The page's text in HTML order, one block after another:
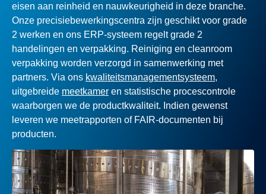
eisen aan reinheid en nauwkeurigheid in deze branche.
Onze precisiebewerkingscentra zijn geschikt voor grade
2 werken en ons ERP-systeem regelt grade 2
handelingen en verpakking. Reiniging en cleanroom
verpakking worden verzorgd in samenwerking met
partners. Via ons kwaliteitsmanagementsysteem,
uitgebreide meetkamer en statistische procescontrole
waarborgen we de productkwaliteit. Indien gewenst
leveren we meetrapporten of FAIR-documenten bij
producten.